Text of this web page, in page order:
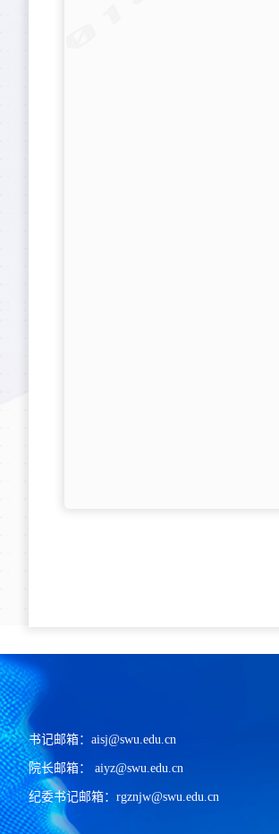
书记邮箱：aisj@swu.edu.cn
院长邮箱： aiyz@swu.edu.cn
纪委书记邮箱：rgznjw@swu.edu.cn